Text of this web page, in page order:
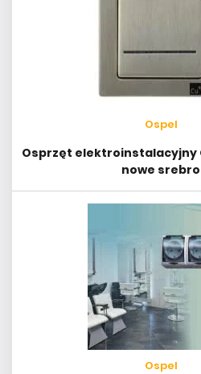
Ospel
Osprzęt elektroinstalacyjny
nowe srebro
Ospel